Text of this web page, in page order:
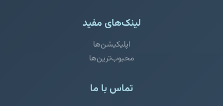
لینک‌های مفید
اپلیکیشن‌ها
محبوب‌ترین‌ها
تماس با ما